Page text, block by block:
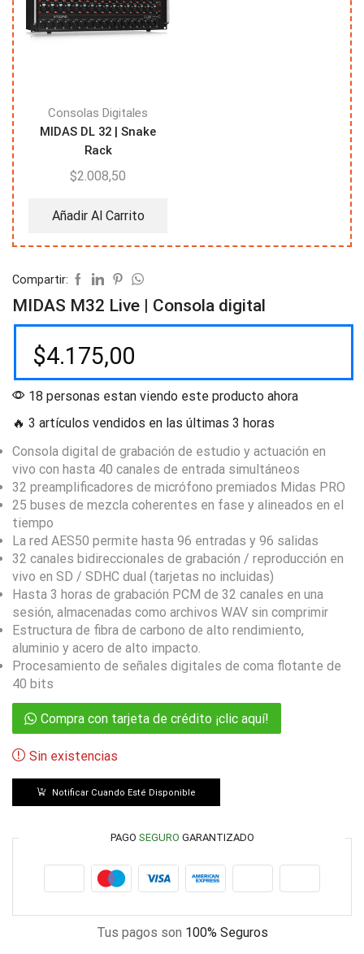
Consolas Digitales
MIDAS DL 32 | Snake
Rack
$2.008,50
Añadir Al Carrito
Compartir:
MIDAS M32 Live | Consola digital
$4.175,00
18 personas estan viendo este producto ahora
🔥 3 artículos vendidos en las últimas 3 horas
Consola digital de grabación de estudio y actuación en
vivo con hasta 40 canales de entrada simultáneos
32 preamplificadores de micrófono premiados Midas PRO
25 buses de mezcla coherentes en fase y alineados en el
tiempo
La red AES50 permite hasta 96 entradas y 96 salidas
32 canales bidireccionales de grabación / reproducción en
vivo en SD / SDHC dual (tarjetas no incluidas)
Hasta 3 horas de grabación PCM de 32 canales en una
sesión, almacenadas como archivos WAV sin comprimir
Estructura de fibra de carbono de alto rendimiento,
aluminio y acero de alto impacto.
Procesamiento de señales digitales de coma flotante de
40 bits
Compra con tarjeta de crédito ¡clic aquí!
Sin existencias
Notificar Cuando Esté Disponible
PAGO SEGURO GARANTIZADO
Tus pagos son 100% Seguros